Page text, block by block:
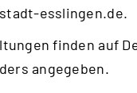
esslingen.de.
finden auf
angegeben.